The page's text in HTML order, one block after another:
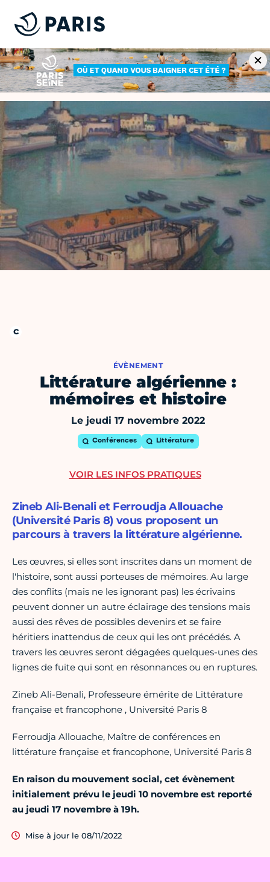
ÉVÈNEMENT
Littérature algérienne :
mémoires et histoire
Le jeudi 17 novembre 2022
Conférences Littérature
Zineb Ali-Benali et Ferroudja Allouache
(Université Paris 8) vous proposent un
parcours à travers la littérature algérienne.
Les œuvres, si elles sont inscrites dans un moment de
l'histoire, sont aussi porteuses de mémoires. Au large
des conflits (mais ne les ignorant pas) les écrivains
peuvent donner un autre éclairage des tensions mais
aussi des rêves de possibles devenirs et se faire
héritiers inattendus de ceux qui les ont précédés. A
travers les œuvres seront dégagées quelques-unes des
lignes de fuite qui sont en résonnances ou en ruptures.
Zineb Ali-Benali, Professeure émérite de Littérature
française et francophone , Université Paris 8
Ferroudja Allouache, Maître de conférences en
littérature française et francophone, Université Paris 8
En raison du mouvement social, cet évènement
initialement prévu le jeudi 10 novembre est reporté
au jeudi 17 novembre à 19h.
Mise à jour le 08/11/2022
VOIR LES INFOS PRATIQUES